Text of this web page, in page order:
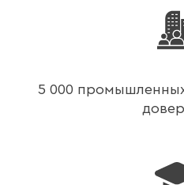
5 000